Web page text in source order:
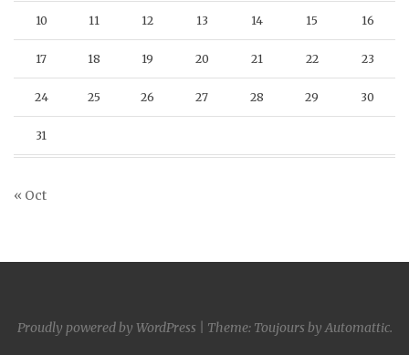
10 11 12 13 14 15 16
17 18 19 20 21 22 23
24 25 26 27 28 29 30
31
« Oct
Proudly powered by WordPress Theme: Toujours byAutomattic.